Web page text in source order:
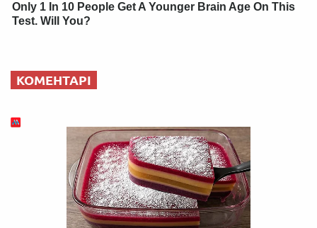
Only 1 In 10 People Get A Younger Brain Age On This
Test. Will You?
КОМЕНТАРІ